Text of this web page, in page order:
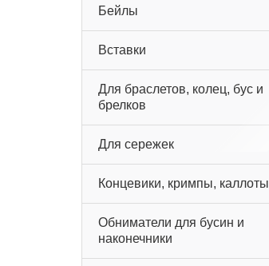
Бейлы
Вставки
Для браслетов, колец, бус и
брелков
Для сережек
Концевики, кримпы, каллоты
Обниматели для бусин и
наконечники